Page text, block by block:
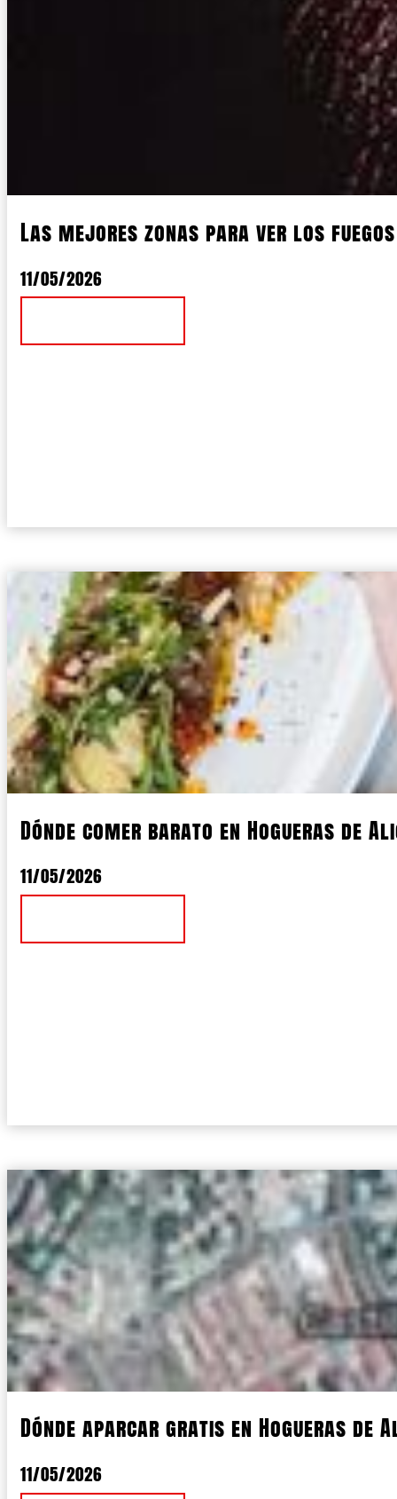
Las mejores zonas para ver los
11/05/2026
Dónde comer barato en Hogueras de
11/05/2026
Dónde aparcar gratis en Hogueras de
11/05/2026